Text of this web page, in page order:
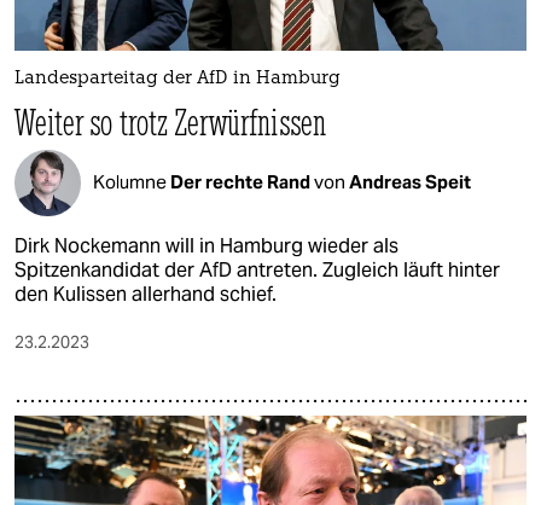
Landesparteitag der AfD in Hamburg
Weiter so trotz Zerwürfnissen
Kolumne Der rechte Randvon Andreas Speit
Dirk Nockemann will in Hamburg wieder als
Spitzenkandidat der AfD antreten. Zugleich läuft hinter
den Kulissen allerhand schief.
23.2.2023